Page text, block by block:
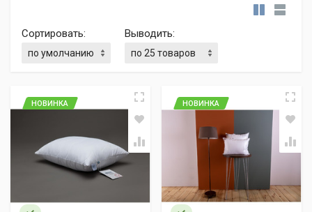
Сортировать: Выводить:
НОВИНКА НОВИНКА